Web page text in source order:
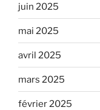
juin 2025
mai 2025
avril 2025
mars 2025
février 2025